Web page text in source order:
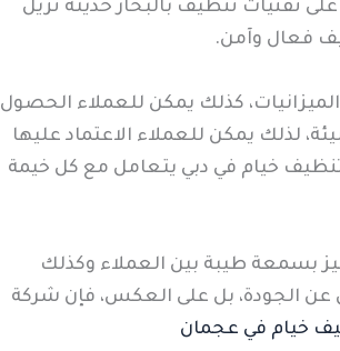
تقنيات تنظيف بالبخار حديثة تزيل
فعال وآمن.
كذلك يمكن للعملاء الحصول
لذلك يمكن للعملاء الاعتماد عليها
خيام في دبي يتعامل مع كل خيمة
بسمعة طيبة بين العملاء وكذلك
عن الجودة، بل على العكس، فإن شركة
خيام في عجمان